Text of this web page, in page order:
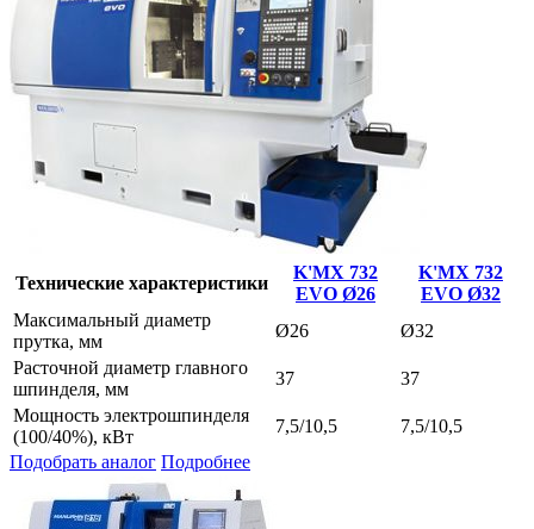
Технические характеристики
K'MX 732
EVO Ø26
K'MX 732
EVO Ø32
Максимальный диаметр
прутка, мм
Ø26
Ø32
Расточной диаметр главного
шпинделя, мм
37
37
Мощность электрошпинделя
(100/40%), кВт
7,5/10,5
7,5/10,5
Подобрать аналог Подробнее